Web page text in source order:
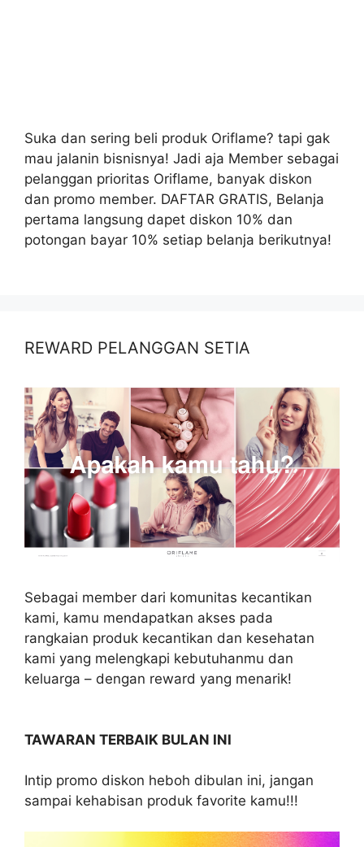
Suka dan sering beli produk Oriflame? tapi gak
mau jalanin bisnisnya! Jadi aja Member sebagai
pelanggan prioritas Oriflame, banyak diskon
dan promo member. DAFTAR GRATIS, Belanja
pertama langsung dapet diskon 10% dan
potongan bayar 10% setiap belanja berikutnya!
REWARD PELANGGAN SETIA
Sebagai member dari komunitas kecantikan
kami, kamu mendapatkan akses pada
rangkaian produk kecantikan dan kesehatan
kami yang melengkapi kebutuhanmu dan
keluarga – dengan reward yang menarik!
TAWARAN TERBAIK BULAN INI
Intip promo diskon heboh dibulan ini, jangan
sampai kehabisan produk favorite kamu!!!